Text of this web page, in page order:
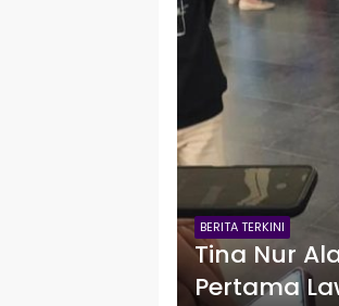
BERITA TERKINI
Tina Nur
Pertama